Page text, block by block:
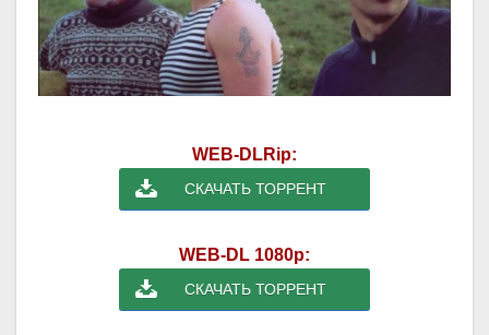
WEB-DLRip:
СКАЧАТЬ ТОРРЕНТ
WEB-DL 1080p:
СКАЧАТЬ ТОРРЕНТ